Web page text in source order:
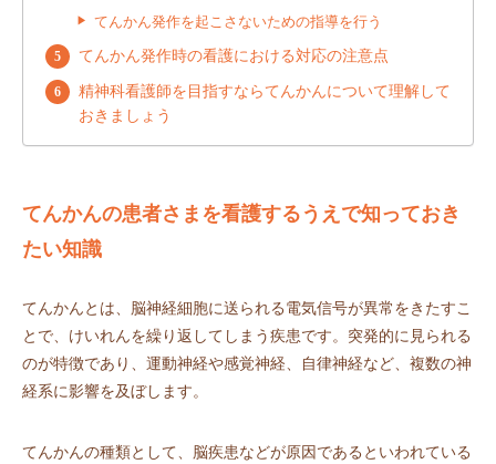
てんかん発作を起こさないための指導を行う
てんかん発作時の看護における対応の注意点
精神科看護師を目指すならてんかんについて理解して
おきましょう
てんかんの患者さまを看護するうえで知っておき
たい知識
てんかんとは、脳神経細胞に送られる電気信号が異常をきたすこ
とで、けいれんを繰り返してしまう疾患です。突発的に見られる
のが特徴であり、運動神経や感覚神経、自律神経など、複数の神
経系に影響を及ぼします。
てんかんの種類として、脳疾患などが原因であるといわれている